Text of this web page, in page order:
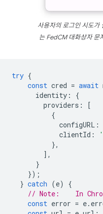
사용자의 로그인 시도가
는 FedCM 대화상자 문
try {
const cred = await
identity :
{
providers :
[
{
configURL :
clientId :
},
],
}
});
} catch (e)
{
// Note:    In
const error = e.